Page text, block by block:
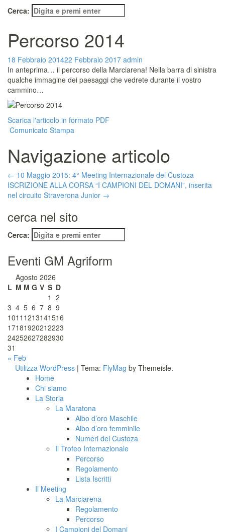
Cerca:
Percorso 2014
18 Febbraio 201422 Febbraio 2017 admin
In anteprima… il percorso della Marciarena! Nella barra di sinistra
qualche immagine dei paesaggi che vedrete durante il vostro
cammino…
Scarica l'articolo in formato PDF
Comunicato Stampa
Navigazione articolo
← 10 Maggio 2015: 4° Meeting Internazionale del Custoza
ISCRIZIONE ALLA CORSA “I CAMPIONI DEL DOMANI”, inserita
nel circuito Straverona Junior →
cerca nel sito
Cerca:
Eventi GM Agriform
Agosto 2026
L M M G V S D
1 2
3 4 5 6 7 8 9
1011 1213141516
17181920212223
24252627282930
31
« Feb
Utilizza WordPress | Tema: FlyMag by Themeisle.
Home
Chi siamo
La Storia
La Maratona
Albo d’oro Maschile
Albo d’oro femminile
Numeri del Custoza
Il Trofeo Internazionale
Percorso
Regolamento
Lista Iscritti
Il Meeting
La Marciarena
Regolamento
Percorso
I Campioni del Domani